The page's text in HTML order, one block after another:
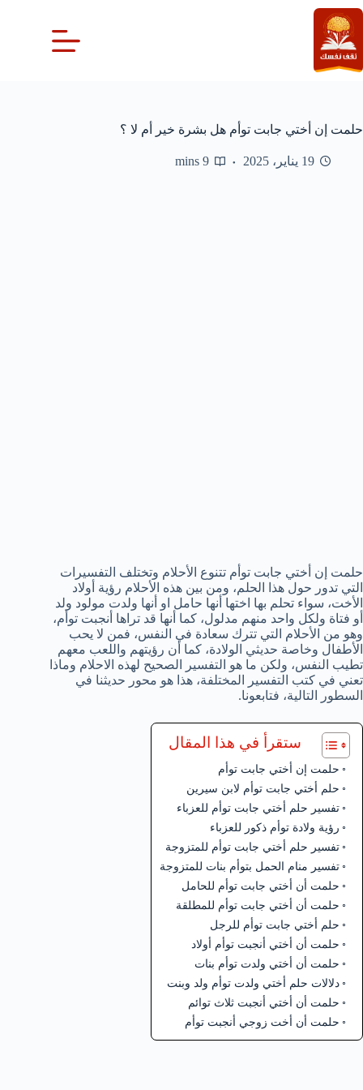
التجاوز
إلى
المحتوى
حلمت إن أختي جابت توأم هل بشرة خير أم لا ؟
19 يناير، 2025 9 mins
حلمت إن أختي جابت توأم تتنوع الأحلام وتختلف التفسيرات
التي تدور حول هذا الحلم، ومن بين هذه الأحلام رؤية أولاد
الأخت، سواء تحلم بها اختها أنها حامل او أنها ولدت مولود ولد
أو فتاة ولكل واحد منهم مدلول، كما أنها قد تراها أنجبت توأم،
وهو من الأحلام التي تترك سعادة في النفس، فمن لا يحب
الأطفال وخاصة حديثي الولادة، كما أن رؤيتهم واللعب معهم
تطيب النفس، ولكن ما هو التفسير الصحيح لهذه الاحلام وماذا
تعني في كتب التفسير المختلفة، هذا هو محور حديثنا في
السطور التالية، فتابعونا.
ستقرأ في هذا المقال
حلمت إن أختي جابت توأم
حلم أختي جابت توأم لابن سيرين
تفسير حلم أختي جابت توأم للعزباء
رؤية ولادة توأم ذكور للعزباء
تفسير حلم أختي جابت توأم للمتزوجة
تفسير منام الحمل بتوأم بنات للمتزوجة
حلمت أن أختي جابت توأم للحامل
حلمت أن أختي جابت توأم للمطلقة
حلم أختي جابت توأم للرجل
حلمت أن أختي أنجبت توأم أولاد
حلمت أن أختي ولدت توأم بنات
دلالات حلم أختي ولدت توأم ولد وبنت
حلمت أن أختي أنجبت ثلاث توائم
حلمت أن أخت زوجي أنجبت توأم